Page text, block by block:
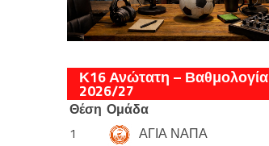
Κ16 Ανώτατη – Βαθμολογία
2026/27
Θέση Ομάδα
1
ΑΓΙΑ ΝΑΠΑ